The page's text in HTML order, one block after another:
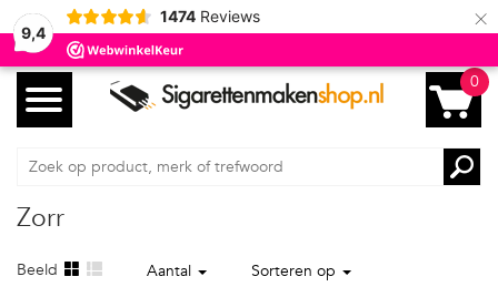
9,4
1474 Reviews ×
0
Zorr
Beeld Aantal Sorteren op